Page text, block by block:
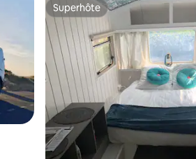
Superhôte
Superhôte